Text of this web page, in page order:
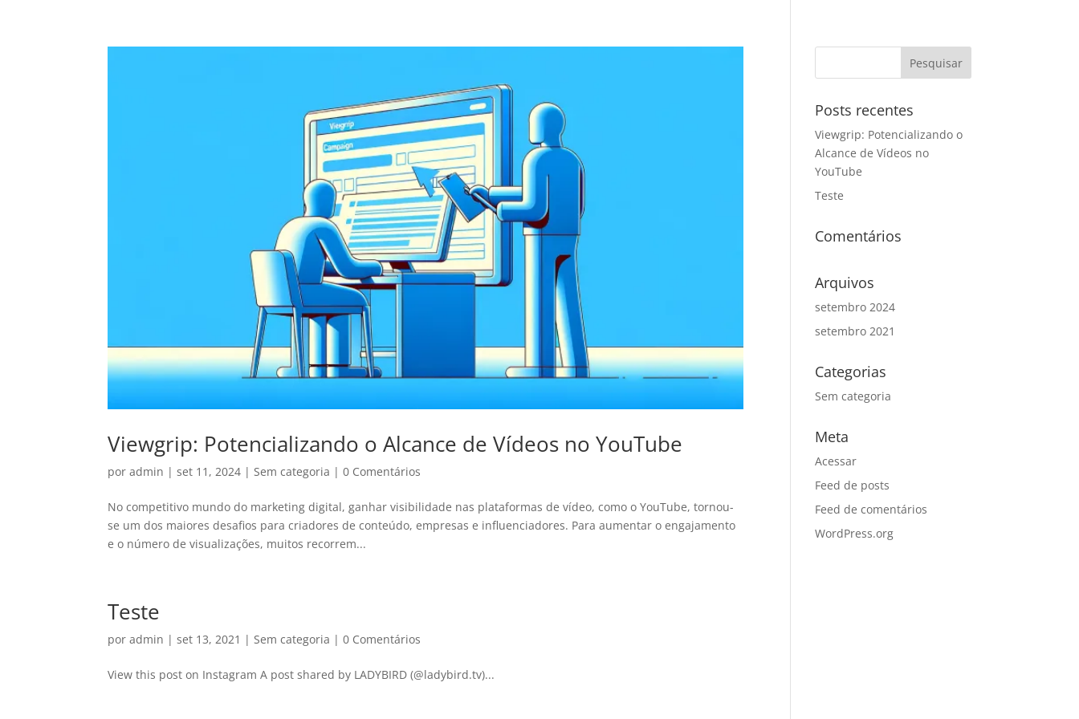
Viewgrip: Potencializando o Alcance de Vídeos no YouTube
poradmin |set 11, 2024 |Sem categoria |0 Comentários
No competitivo mundo do marketing digital, ganhar visibilidade nas plataformas de vídeo, como o YouTube, tornou-
se um dos maiores desafios para criadores de conteúdo, empresas e influenciadores. Para aumentar o engajamento
e o número de visualizações, muitos recorrem...
Teste
poradmin |set 13, 2021 |Sem categoria |0 Comentários
View this post on Instagram A post shared by LADYBIRD (@ladybird.tv)...
Posts recentes
Viewgrip: Potencializando o
Alcance de Vídeos no
YouTube
Teste
Comentários
Arquivos
setembro 2024
setembro 2021
Categorias
Sem categoria
Meta
Acessar
Feed de posts
Feed de comentários
WordPress.org